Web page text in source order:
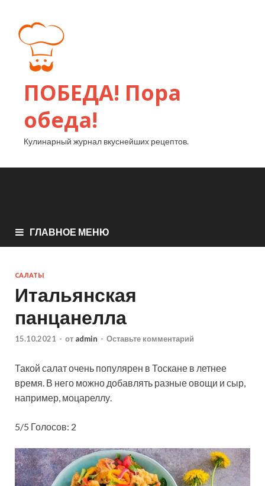
ПОБЕДА! Пора
обеда!
Кулинарный журнал вкуснейших рецептов.
ГЛАВНОЕ МЕНЮ
САЛАТЫ
Итальянская
панцанелла
15.10.2021 - от admin - Оставьте комментарий
Такой салат очень популярен в Тоскане в летнее
время. В него можно добавлять разные овощи и сыр,
например, моцареллу.
5/5 Голосов: 2